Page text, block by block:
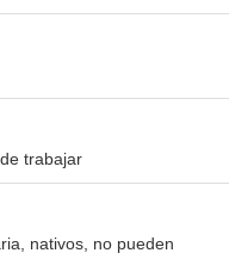
trabajar
nativos, no pueden